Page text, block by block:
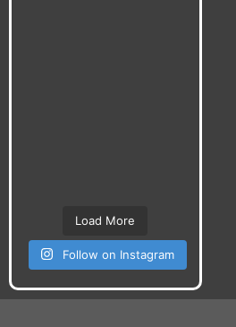
Load More
Follow on Instagram